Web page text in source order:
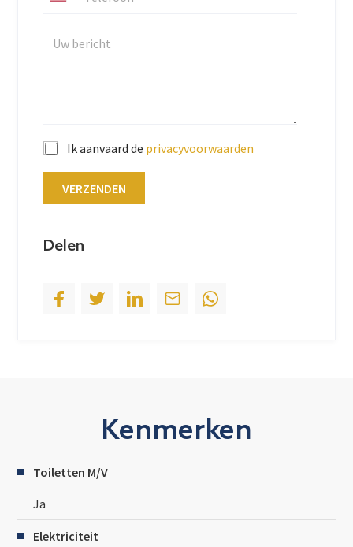
i
a
t
1
Ik aanvaard de privacyvoorwaarden
VERZENDEN
Delen
Kenmerken
Toiletten M/V
Ja
Elektriciteit